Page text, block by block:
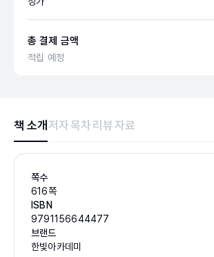
총 결제 금액
적립 예정
책 소개 저자목차 리뷰 자료
쪽수
616쪽
ISBN
9791156644477
브랜드
한빛아카데미